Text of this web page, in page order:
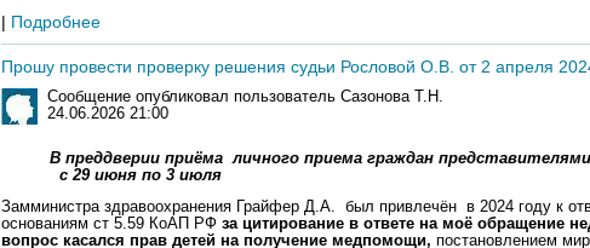
| Подробнее
Прошу провести проверку решения судьи Рословой О.В. от 2 апреля
Сообщение опубликовал пользователь Сазонова Т.Н.
24.06.2026 21:00
В преддверии приёма личного приема граждан
с 29 июня по 3 июля
Замминистра здравоохранения Грайфер Д.А. был привлечён в 2024 году к
основаниям ст 5.59 КоАП РФ за цитирование в ответе на моё обращение
вопрос касался прав детей на получение медпомощи, постановлением